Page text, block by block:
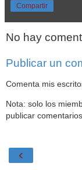
Compartir
No hay
Publicar un
Comenta mis
Nota: solo los
publicar
‹